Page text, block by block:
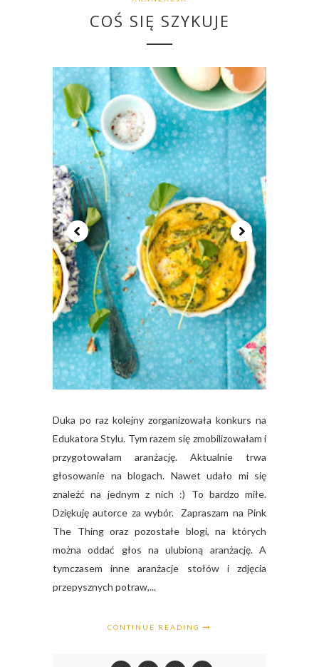
COŚ SIĘ SZYKUJE
Duka po raz kolejny zorganizowała konkurs na
Edukatora Stylu. Tym razem się zmobilizowałam i
przygotowałam aranżację. Aktualnie trwa
głosowanie na blogach. Nawet udało mi się
znaleźć na jednym z nich :) To bardzo miłe.
Dziękuję autorce za wybór. Zapraszam na Pink
The Thing oraz pozostałe blogi, na których
można oddać głos na ulubioną aranżację. A
tymczasem inne aranżacje stołów i zdjęcia
przepysznych potraw,...
CONTINUE READING